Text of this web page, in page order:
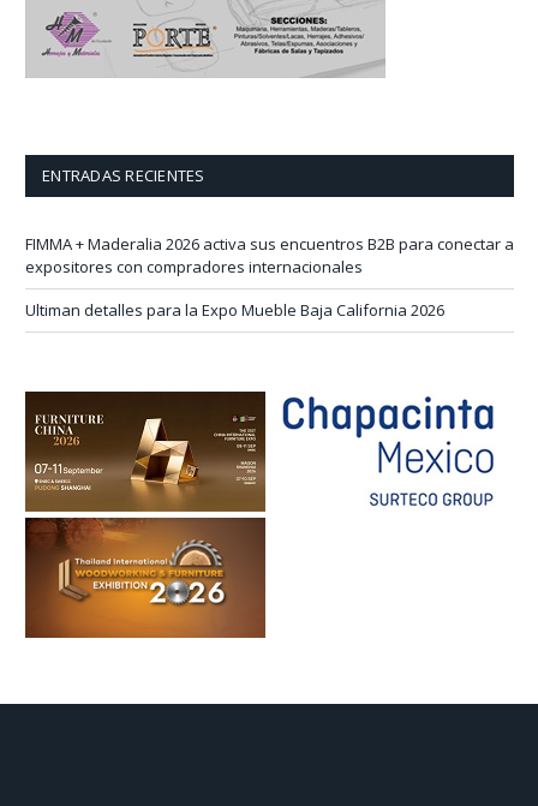
ENTRADAS RECIENTES
FIMMA + Maderalia 2026 activa sus encuentros B2B para conectar a
expositores con compradores internacionales
Ultiman detalles para la Expo Mueble Baja California 2026